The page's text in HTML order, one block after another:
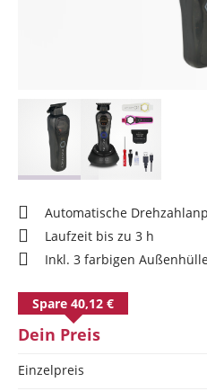
Automatische
Laufzeit bis zu 3 h
Inkl. 3 farbigen
Dein Preis
Einzelpreis
Spare 40,12 €